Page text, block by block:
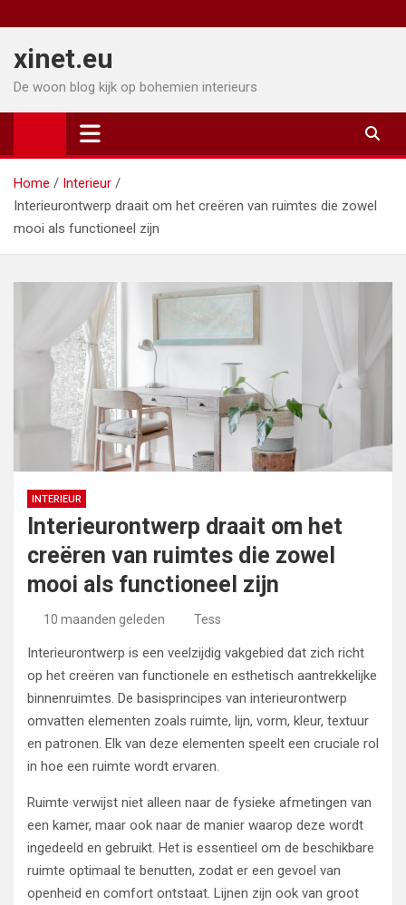
naar
inhoud
xinet.eu
De woon blog kijk op bohemien interieurs
Home
Interieur
Interieurontwerp draait om het creëren van ruimtes die zowel
mooi als functioneel zijn
INTERIEUR
Interieurontwerp draait om het
creëren van ruimtes die zowel
mooi als functioneel zijn
10 maanden geleden Tess
Interieurontwerp is een veelzijdig vakgebied dat zich richt
op het creëren van functionele en esthetisch aantrekkelijke
binnenruimtes. De basisprincipes van interieurontwerp
omvatten elementen zoals ruimte, lijn, vorm, kleur, textuur
en patronen. Elk van deze elementen speelt een cruciale rol
in hoe een ruimte wordt ervaren.
Ruimte verwijst niet alleen naar de fysieke afmetingen van
een kamer, maar ook naar de manier waarop deze wordt
ingedeeld en gebruikt. Het is essentieel om de beschikbare
ruimte optimaal te benutten, zodat er een gevoel van
openheid en comfort ontstaat. Lijnen zijn ook van groot